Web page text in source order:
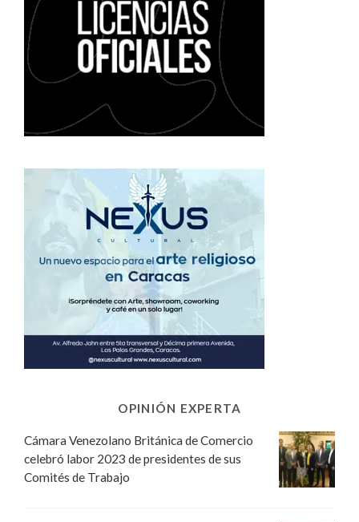
OPINIÓN EXPERTA
Cámara Venezolano Británica de Comercio
celebró labor 2023 de presidentes de sus
Comités de Trabajo